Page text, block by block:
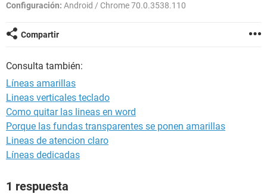
Configuración: Android / Chrome 70.0.3538.110
Compartir
Consulta también:
Líneas amarillas
Lineas verticales teclado
Como quitar las lineas en word
Porque las fundas transparentes se ponen amarillas
Lineas de atencion claro
Líneas dedicadas
1 respuesta